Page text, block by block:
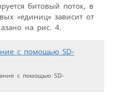
битовый поток, в
«единиц» зависит от
на рис. 4.
с помощью SD-